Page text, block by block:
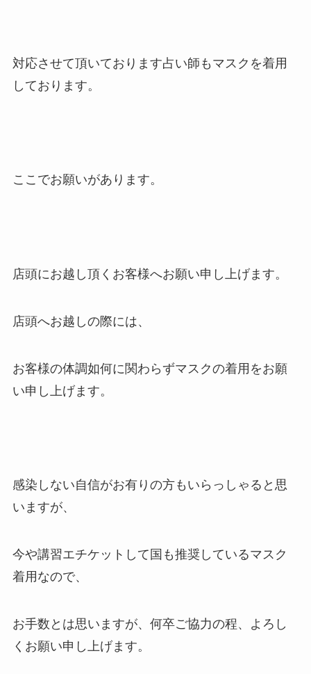
対応させて頂いております占い師もマスクを着用
しております。
ここでお願いがあります。
店頭にお越し頂くお客様へお願い申し上げます。
店頭へお越しの際には、
お客様の体調如何に関わらずマスクの着用をお願
い申し上げます。
感染しない自信がお有りの方もいらっしゃると思
いますが、
今や講習エチケットして国も推奨しているマスク
着用なので、
お手数とは思いますが、何卒ご協力の程、よろし
くお願い申し上げます。